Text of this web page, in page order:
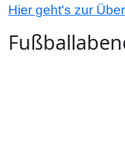
Hier geht's zur